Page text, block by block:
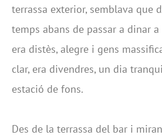
terrassa exterior, semblava que
temps abans de passar a dinar a
era distès, alegre i gens
clar, era divendres, un dia
estació de fons.
Des de la terrassa del bar i